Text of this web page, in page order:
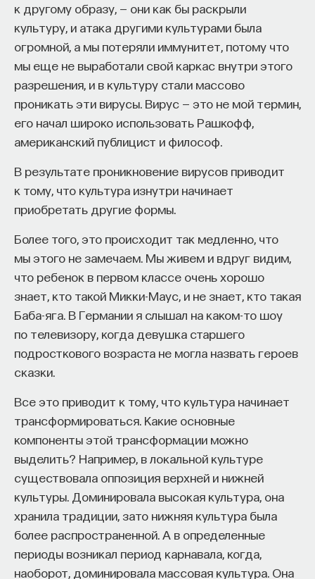
к другому образу, — они как бы раскрыли
культуру, и атака другими культурами была
огромной, а мы потеряли иммунитет, потому что
мы еще не выработали свой каркас внутри этого
разрешения, и в культуру стали массово
проникать эти вирусы. Вирус — это не мой термин,
его начал широко использовать Рашкофф,
американский публицист и философ.
В результате проникновение вирусов приводит
к тому, что культура изнутри начинает
приобретать другие формы.
Более того, это происходит так медленно, что
мы этого не замечаем. Мы живем и вдруг видим,
что ребенок в первом классе очень хорошо
знает, кто такой Микки-Маус, и не знает, кто такая
Баба-яга. В Германии я слышал на каком-то шоу
по телевизору, когда девушка старшего
подросткового возраста не могла назвать героев
сказки.
Все это приводит к тому, что культура начинает
трансформироваться. Какие основные
компоненты этой трансформации можно
выделить? Например, в локальной культуре
существовала оппозиция верхней и нижней
культуры. Доминировала высокая культура, она
хранила традиции, зато нижняя культура была
более распространенной. А в определенные
периоды возникал период карнавала, когда,
наоборот, доминировала массовая культура. Она
Крестителя, который в это время тоже был
младенцем, — Иоанна Крестителя, того пророка,
который вопиял позже в пустыне, предвещая
явление Спасителя в мир. И вот произошло чудо:
два святых младенца — маленький Христос
и маленький Иоанн Креститель — узнали друг
друга. И это было чудо, потому что вся их общая
жизнь и судьба еще далеко предстояла. И этот
Он впервые применяет свою знаменитую
пирамидальную композицию. Вершина
пирамиды — это святые младенцы
и поддерживающий Христа, находящегося
справа, ангел. Центр композиции оставлен
пустым. И сейчас, поскольку все картины
Леонардо находятся в состоянии такой руины,
он выглядит просто темным пятном, а когда-то
он был заполнен тончайшими вибрациями света
и тени, причем такими утонченными,
динамическими и подвижными, которые были
доведены Леонардо до мельчайших квантов.
Он вообще считал основой живописи прозрачную
тень, светоносную тень. И это, к сожалению,
мы уже утратили. Но благодаря этой светоносной
тени, этому смягчению контуров и ощущению
общей среды в картине рождается новая
живопись, обладающая новой степенью
цельности — не геометрической, не пластической,